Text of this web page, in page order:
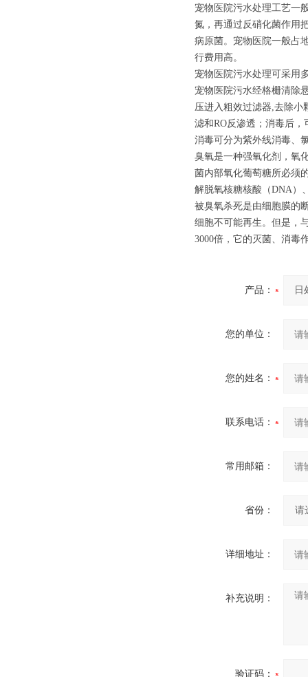
宠物医院污水处理工艺一
氮，再通过反硝化菌作用
病原菌。宠物医院一般占
行费用高。
宠物医院污水处理可采用
宠物医院污水经格栅清除
压进入粗效过滤器,去除小
滤和RO反渗透；消毒后，
消毒可分为紫外线消毒、
臭氧是一种强氧化剂，氧
菌内部氧化葡萄糖所必须
解脱氧核糖核酸（DNA）
被臭氧杀死是由细胞膜的
细胞不可能再生。但是，
3000倍，它的灭菌、消毒
产品：
您的单位：
您的姓名：
联系电话：
常用邮箱：
省份：
详细地址：
补充说明：
验证码：